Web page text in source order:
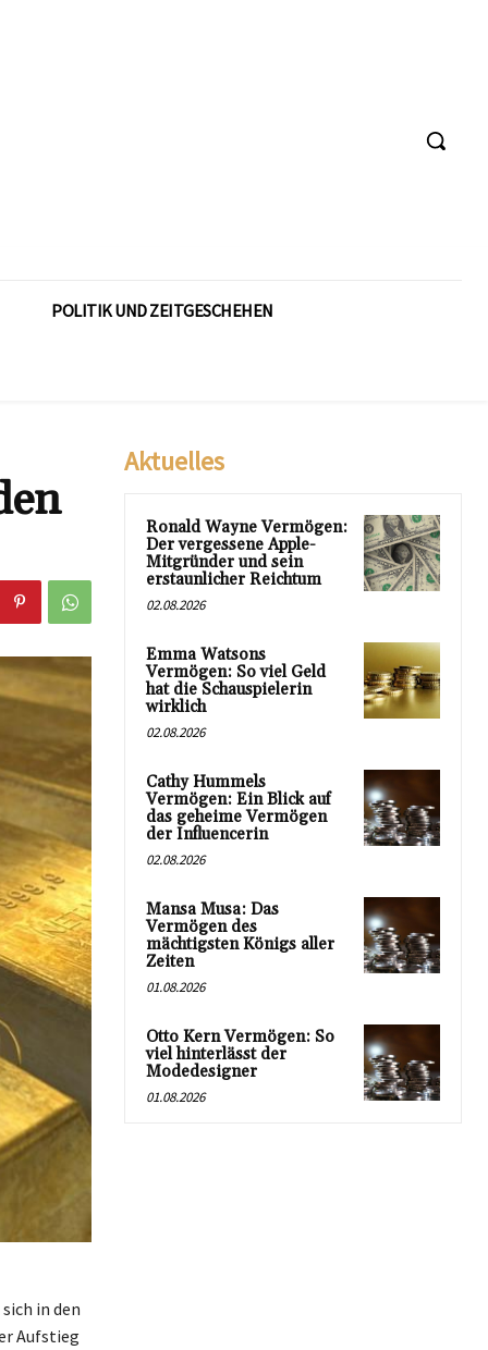
POLITIK UND ZEITGESCHEHEN
in den
Aufstieg
Aktuelles
Ronald Wayne Vermögen:
Der vergessene Apple-
Mitgründer und sein
erstaunlicher Reichtum
02.08.2026
Emma Watsons
Vermögen: So viel Geld
hat die Schauspielerin
wirklich
02.08.2026
Cathy Hummels
Vermögen: Ein Blick auf
das geheime Vermögen
der Influencerin
02.08.2026
Mansa Musa: Das
Vermögen des
mächtigsten Königs aller
Zeiten
01.08.2026
Otto Kern Vermögen: So
viel hinterlässt der
Modedesigner
01.08.2026